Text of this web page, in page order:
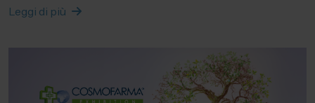
Leggi di più